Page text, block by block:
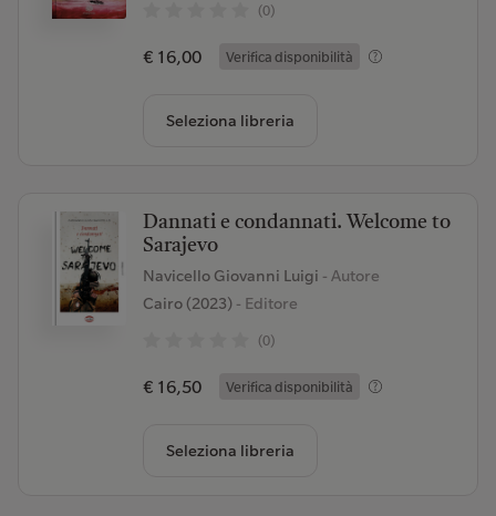
(0)
€ 16,00 Verifica disponibilità
Seleziona libreria
Dannati e condannati. Welcome to
Sarajevo
Navicello Giovanni Luigi - Autore
Cairo (2023)- Editore
(0)
€ 16,50 Verifica disponibilità
Seleziona libreria